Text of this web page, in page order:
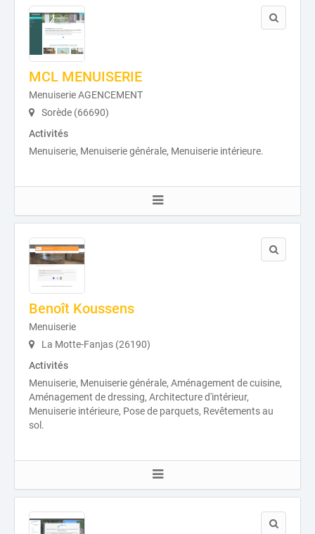
MCL MENUISERIE
Menuiserie AGENCEMENT
Sorède (66690)
Activités
Menuiserie, Menuiserie générale, Menuiserie intérieure.
Benoît Koussens
Menuiserie
La Motte-Fanjas (26190)
Activités
Menuiserie, Menuiserie générale, Aménagement de cuisine,
Aménagement de dressing, Architecture d'intérieur,
Menuiserie intérieure, Pose de parquets, Revêtements au
sol.